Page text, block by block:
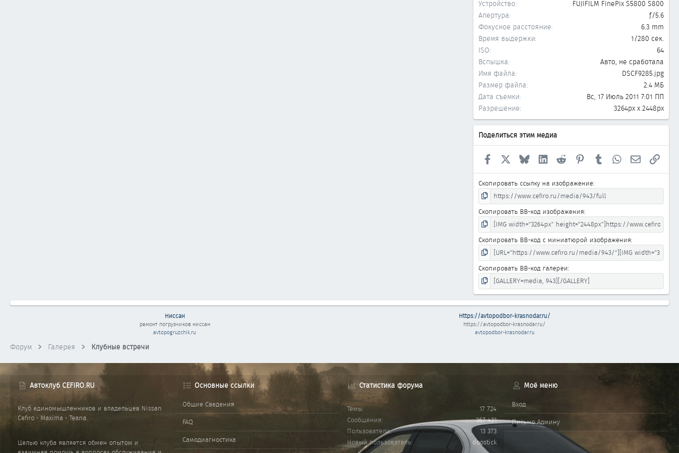
Устройство
FUJIFILM FinePix S5800 S800
Апертура
ƒ/5.6
Фокусное расстояние
6.3 mm
Время выдержки
1/280 сек.
ISO
64
Вспышка
Авто, не сработала
Имя файла
DSCF9285.jpg
Размер файла
2.4 МБ
Дата съемки
Вс, 17 Июль 2011 7:01 ПП
Разрешение
3264px x 2448px
Поделиться этим медиа
Facebook BlueskyLinkedInReddit PinterestTumblr WhatsApp
Скопировать ссылку на изображение
Скопировать BB-код изображения
Скопировать BB-код с миниатюрой изображения
Скопировать BB-код галереи
Ниссан
ремонт погрузчиков ниссан
avtopogruzchik.ru
Https://avtopodbor-krasnodar.ru/
https://avtopodbor-krasnodar.ru/
avtopodbor-krasnodar.ru
Форум Галерея Клубные встречи
Автоклуб CEFIRO.RU
Клуб единомышленников и владельцев Nissan
Cefiro • Maxima • Teana.
Целью клуба является обмен опытом и
Основные ссылки
Общие Сведения
FAQ
Самодиагностика
Статистика форума
Темы
17 724
Сообщения
367 421
Пользователи
13 373
Новый пользователь
doostick
Моё меню
Вход
Письмо Админу